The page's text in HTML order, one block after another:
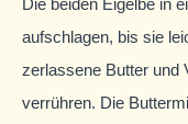
aufschlagen, bis sie
zerlassene Butter und
verrühren. Die